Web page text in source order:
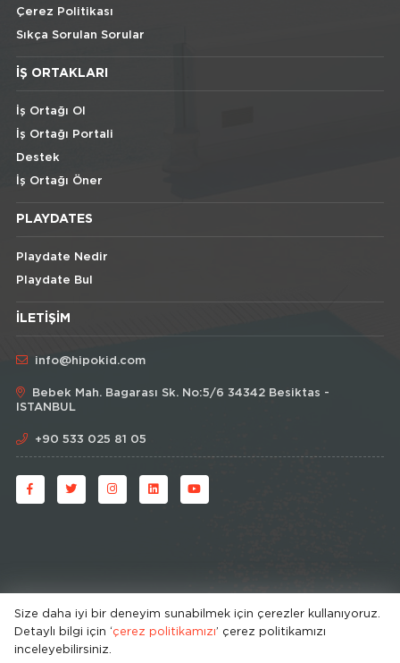
Çerez Politikası
Sıkça Sorulan Sorular
İŞ ORTAKLARI
İş Ortağı Ol
İş Ortağı Portali
Destek
İş Ortağı Öner
PLAYDATES
Playdate Nedir
Playdate Bul
İLETIŞIM
info@hipokid.com
Bebek Mah. Bagarası Sk. No:5/6 34342 Besiktas -
ISTANBUL
+90 533 025 81 05
© HipoKid 2026 . All rights reserved.
Developed by
Size daha iyi bir deneyim sunabilmek için çerezler kullanıyoruz.
Detaylı bilgi için ‘çerez politikamızı’ çerez politikamızı
inceleyebilirsiniz.